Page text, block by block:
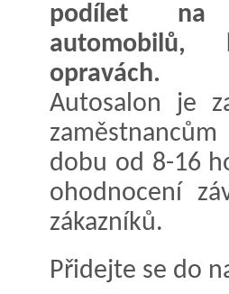
podílet na
opravách.
Autosalon je
dobu od 8-16
ohodnocení
zákazníků.
Přidejte se do